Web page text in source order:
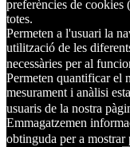
preferències de cookies
totes.
Permeten a l'usuari la
utilització de les
necessàries per al
Permeten quantificar el
mesurament i anàlisi
usuaris de la nostra
Emmagatzemen
obtinguda per a